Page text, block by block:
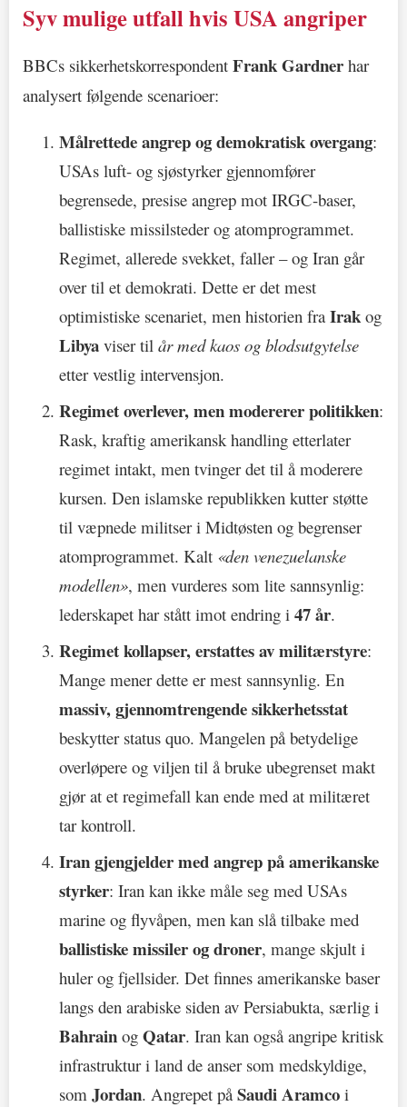
Syv mulige utfall hvis USA angriper
BBCs sikkerhetskorrespondent Frank Gardner har
analysert følgende scenarioer:
Målrettede angrep og demokratisk overgang:
USAs luft- og sjøstyrker gjennomfører
begrensede, presise angrep mot IRGC-baser,
ballistiske missilsteder og atomprogrammet.
Regimet, allerede svekket, faller – og Iran går
over til et demokrati. Dette er det mest
optimistiske scenariet, men historien fraIrak og
Libya viser til år med kaos og blodsutgytelse
etter vestlig intervensjon.
Regimet overlever, men modererer politikken:
Rask, kraftig amerikansk handling etterlater
regimet intakt, men tvinger det til å moderere
kursen. Den islamske republikken kutter støtte
til væpnede militser i Midtøsten og begrenser
atomprogrammet. Kalt «den venezuelanske
modellen», men vurderes som lite sannsynlig:
lederskapet har stått imot endring i 47 år.
Regimet kollapser, erstattes av militærstyre:
Mange mener dette er mest sannsynlig. En
massiv, gjennomtrengende sikkerhetsstat
beskytter status quo. Mangelen på betydelige
overløpere og viljen til å bruke ubegrenset makt
gjør at et regimefall kan ende med at militæret
tar kontroll.
Iran gjengjelder med angrep på amerikanske
styrker: Iran kan ikke måle seg med USAs
marine og flyvåpen, men kan slå tilbake med
ballistiske missiler og droner, mange skjult i
huler og fjellsider. Det finnes amerikanske baser
langs den arabiske siden av Persiabukta, særlig i
Bahrain og Qatar. Iran kan også angripe kritisk
infrastruktur i land de anser som medskyldige,
som Jordan. Angrepet påSaudi Aramco i